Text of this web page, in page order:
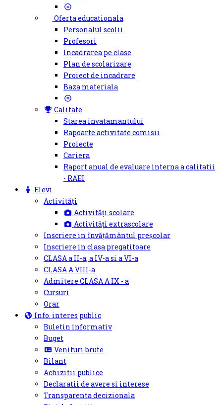
Oferta educationala
Personalul scolii
Profesori
Incadrarea pe clase
Plan de scolarizare
Proiect de incadrare
Baza materiala
Calitate
Starea invatamantului
Rapoarte activitate comisii
Proiecte
Cariera
Raport anual de evaluare interna a calitatii
- RAEI
Elevi
Activități
Activități scolare
Activități extrascolare
Inscriere in învățământul preșcolar
Inscriere in clasa pregatitoare
CLASA a II-a, a IV-a si a VI-a
CLASA A VIII-a
Admitere CLASA A IX - a
Cursuri
Orar
Info. interes public
Buletin informativ
Buget
Venituri brute
Bilant
Achizitii publice
Declaratii de avere si interese
Transparenta decizionala